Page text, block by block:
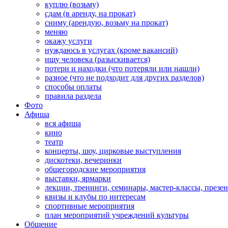
куплю (возьму)
сдам (в аренду, на прокат)
сниму (арендую, возьму на прокат)
меняю
окажу услуги
нуждаюсь в услугах (кроме вакансий)
ищу человека (разыскивается)
потери и находки (что потеряли или нашли)
разное (что не подходит для других разделов)
способы оплаты
правила раздела
Фото
Афиша
вся афиша
кино
театр
концерты, шоу, цирковые выступления
дискотеки, вечеринки
общегородские мероприятия
выставки, ярмарки
лекции, тренинги, семинары, мастер-классы,
квизы и клубы по интересам
спортивные мероприятия
план мероприятий учреждений культуры
Общение